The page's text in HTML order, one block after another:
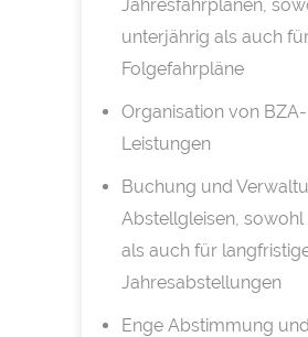
Jahresfahrplänen,
unterjährig als auch
Folgefahrpläne
Organisation von
Leistungen
Buchung und
Abstellgleisen,
als auch für
Jahresabstellungen
Enge Abstimmung und